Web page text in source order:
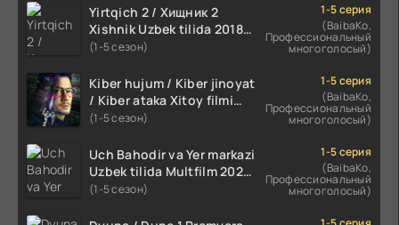
Yirtqich 2 / Хищник 2
Xishnik Uzbek tilida 2018-
2024 O'zbekcha tarjima
(1-5 сезон)
1-5 серия
(BaibaKo,
Профессиональный
многоголосый)
Kiber hujum / Kiber jinoyat
/ Kiber ataka Xitoy filmi
Uzbek tilida O'zbekcha
HD skachat
(1-5 сезон)
1-5 серия
(BaibaKo,
Профессиональный
многоголосый)
Uch Bahodir va Yer markazi
Uzbek tilida Multfilm 2025
tarjima HD skachat
(1-5 сезон)
1-5 серия
(BaibaKo,
Профессиональный
многоголосый)